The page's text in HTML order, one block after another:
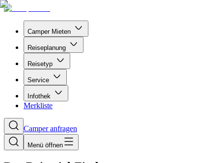
Camper Mieten
Reiseplanung
Reisetyp
Service
Infothek
Merkliste
Camper anfragen
Menü öffnen